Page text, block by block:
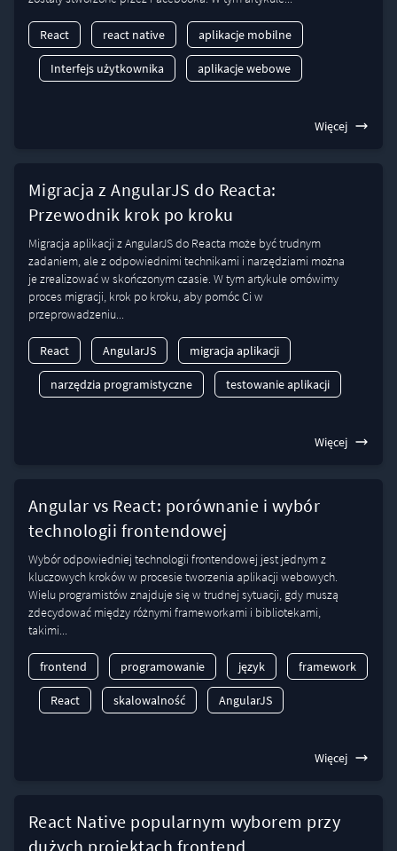
React react native aplikacje mobilne
Interfejs użytkownika aplikacje webowe
Więcej
Migracja z AngularJS do Reacta:
Przewodnik krok po kroku
Migracja aplikacji z AngularJS do Reacta może być trudnym
zadaniem, ale z odpowiednimi technikami i narzędziami można
je zrealizować w skończonym czasie. W tym artykule omówimy
proces migracji, krok po kroku, aby pomóc Ci w
przeprowadzeniu...
React AngularJS migracja aplikacji
narzędzia programistyczne testowanie aplikacji
Więcej
Angular vs React: porównanie i wybór
technologii frontendowej
Wybór odpowiedniej technologii frontendowej jest jednym z
kluczowych kroków w procesie tworzenia aplikacji webowych.
Wielu programistów znajduje się w trudnej sytuacji, gdy muszą
zdecydować między różnymi frameworkami i bibliotekami,
takimi...
frontend programowanie język framework
React skalowalność AngularJS
Więcej
React Native popularnym wyborem przy
dużych projektach frontend